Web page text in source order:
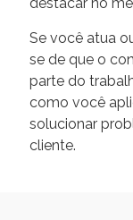
destacar no
Se você atua
se de que o
parte do
como você
solucionar
cliente.